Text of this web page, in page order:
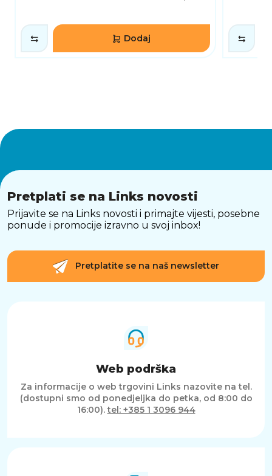
Dodaj
Pretplati se na Links novosti
Prijavite se na Links novosti i primajte vijesti, posebne
ponude i promocije izravno u svoj inbox!
Pretplatite se na naš newsletter
Web podrška
Za informacije o web trgovini Links nazovite na tel.
(dostupni smo od ponedjeljka do petka, od 8:00 do
16:00).tel: +385 1 3096 944